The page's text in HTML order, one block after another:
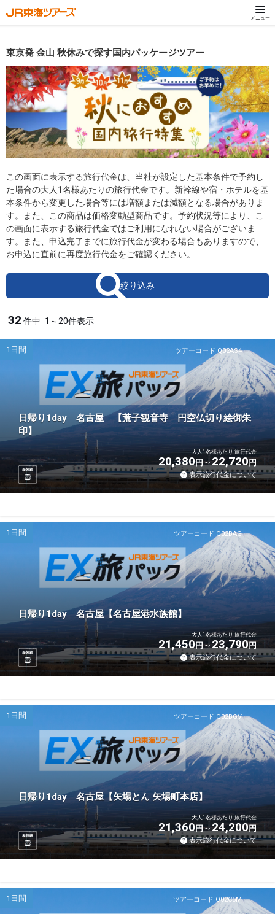
メニュー
東京発 金山 秋休みで探す国内パッケージツアー
この画面に表示する旅行代金は、当社が設定した基本条件で予約し
た場合の大人1名様あたりの旅行代金です。新幹線や宿・ホテルを基
本条件から変更した場合等には増額または減額となる場合がありま
す。また、この商品は価格変動型商品です。予約状況等により、こ
の画面に表示する旅行代金ではご利用になれない場合がございま
す。また、申込完了までに旅行代金が変わる場合もありますので、
お申込に直前に再度旅行代金をご確認ください。
絞り込み
32 件中 1～20件表示
ツアーコード Q02AS4
1日間
日帰り1day 名古屋 【荒子観音寺 円空仏切り絵御朱
印】
新幹線
大人1名様あたり 旅行代金
20,380円 22,720円
表示旅行代金について
ツアーコード Q02BAG
1日間
日帰り1day 名古屋【名古屋港水族館】
新幹線
大人1名様あたり 旅行代金
21,450円 23,790円
表示旅行代金について
ツアーコード Q02BGV
1日間
日帰り1day 名古屋【矢場とん 矢場町本店】
新幹線
大人1名様あたり 旅行代金
21,360円 24,200円
表示旅行代金について
ツアーコード Q02C5M
1日間